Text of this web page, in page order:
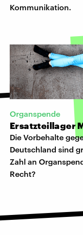
Kommunikation.
Organspende
Ersatzteillager
Die Vorbehalte
Deutschland sind
Zahl an
Recht?